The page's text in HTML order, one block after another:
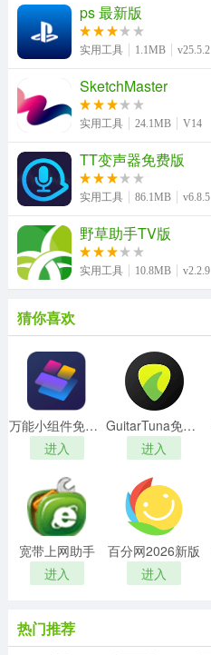
ps 最新版
实用工具 1.1MB v25.5.2
SketchMaster
实用工具 24.1MB V14
TT变声器免费版
实用工具 86.1MB v6.8.5
野草助手TV版
实用工具 10.8MB v2.2.9
猜你喜欢
万能小组件免费版
进入
GuitarTuna免费版
进入
宽带上网助手
进入
百分网2026新版
进入
热门推荐